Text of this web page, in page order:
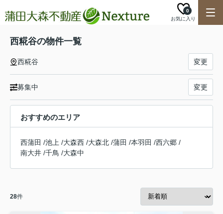
お気に入り
0
西糀谷の物件一覧
西糀谷 変更
募集中 変更
おすすめのエリア
西蒲田 /池上 /大森西 /大森北 /蒲田 /本羽田 /西六郷 /
南大井 /千鳥 /大森中
28件